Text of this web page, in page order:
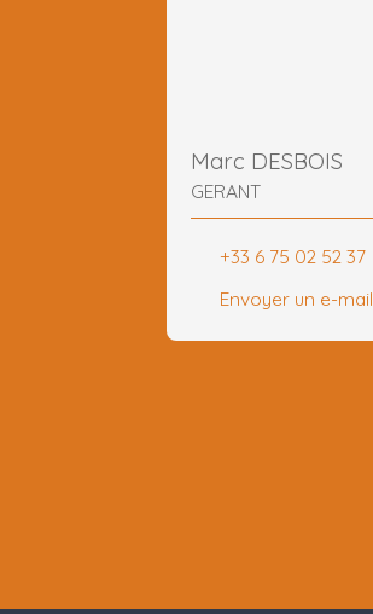
Marc DESBOIS
GERANT
+33 6 75 02 52 37
Envoyer un e-mail